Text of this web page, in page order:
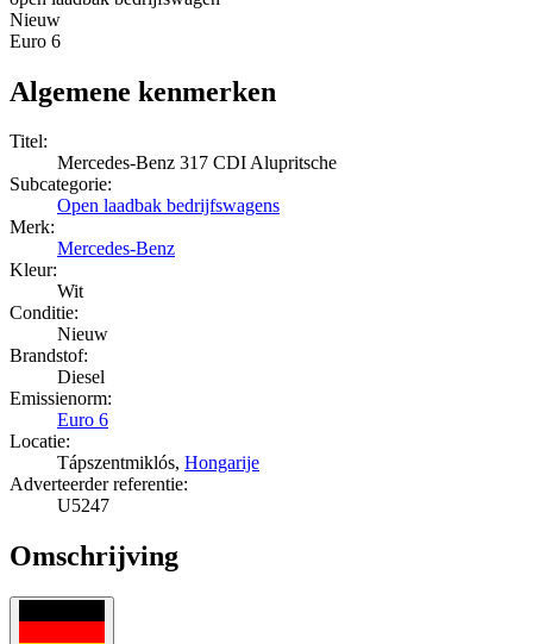
Nieuw
Euro 6
Algemene kenmerken
Titel:
Mercedes-Benz 317 CDI Alupritsche
Subcategorie:
Open laadbak bedrijfswagens
Merk:
Mercedes-Benz
Kleur:
Wit
Conditie:
Nieuw
Brandstof:
Diesel
Emissienorm:
Euro 6
Locatie:
Tápszentmiklós, Hongarije
Adverteerder referentie:
U5247
Omschrijving